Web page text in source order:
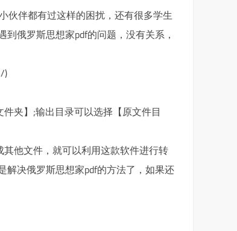
伙伴都有过这样的困扰，还有很多学生
俄罗斯思想家pdf的问题，没有关系，
)
夹】;输出目录可以选择【原文件目
他文件，就可以利用这款软件进行转
解决俄罗斯思想家pdf的方法了，如果还